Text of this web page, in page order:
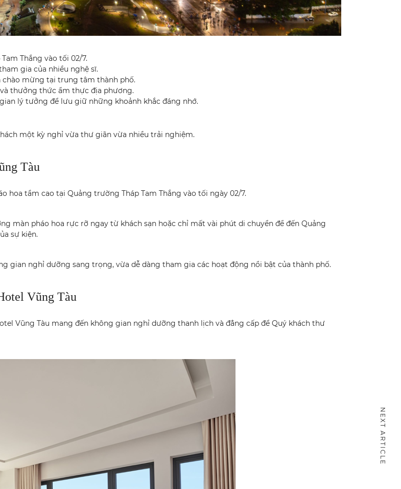
Thắng vào tối 02/7.
gia của nhiều nghệ sĩ.
chào mừng tại trung tâm thành phố.
thưởng thức ẩm thực địa phương.
lý tưởng để lưu giữ những khoảnh khắc đáng nhớ.
một kỳ nghỉ vừa thư giãn vừa nhiều trải nghiệm.
Tàu
tầm cao tại Quảng trường Tháp Tam Thắng vào tối ngày 02/7.
màn pháo hoa rực rỡ ngay từ khách sạn hoặc chỉ mất vài phút di chuyển để đến Quảng
sự kiện.
gian nghỉ dưỡng sang trọng, vừa dễ dàng tham gia các hoạt động nổi bật của thành phố.
Vũng Tàu
Vũng Tàu mang đến không gian nghỉ dưỡng thanh lịch và đẳng cấp để Quý khách thư
NEXT ARTICLE